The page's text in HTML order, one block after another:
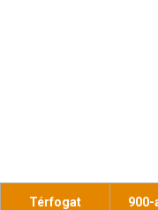
Térfogat 900-